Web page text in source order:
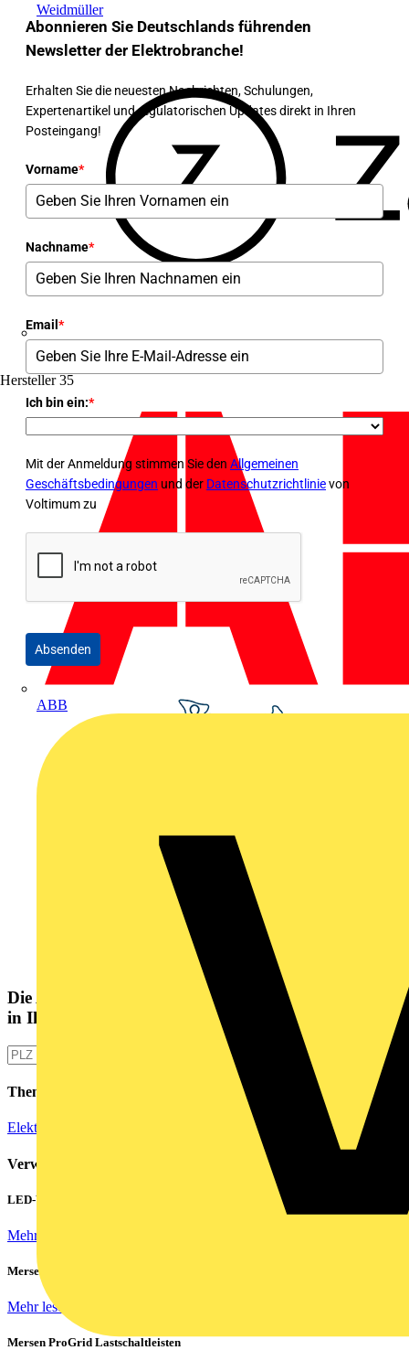
Weidmüller
Zaptec
Hersteller 35
ABB
Abonnieren Sie Deutschlands führenden
Newsletter der Elektrobranche!
Erhalten Sie die neuesten Nachrichten, Schulungen,
Expertenartikel und regulatorischen Updates direkt in Ihren
Posteingang!
Vorname*
Nachname*
Email *
Ich bin ein:*
Mit der Anmeldung stimmen Sie den Allgemeinen
Geschäftsbedingungen und der Datenschutzrichtlinievon
Voltimum zu
Absenden
Die Altlampen Sammelstelle
in Ihrer Nähe
Themen
Elektroinstallation
Verwandte Inhalte
LED-Walls effizient betreiben: Hohe Einschaltströme beherrschen
Mehr lesen
Mersen Blitz Überspannungsschutz für Photovoltaik & Wohnbau
Mehr lesen
Mersen ProGrid Lastschaltleisten